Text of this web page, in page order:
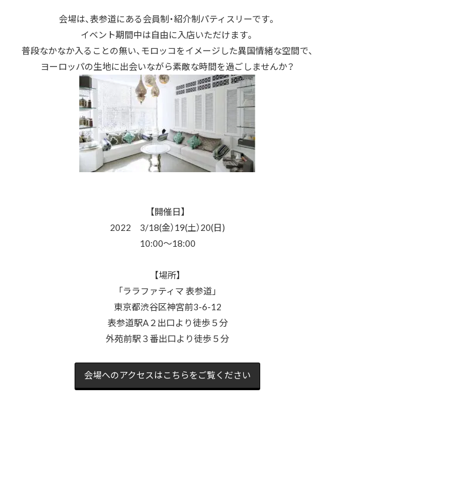
会場は、表参道にある会員制・紹介制パティスリーです。
イベント期間中は自由に入店いただけます。
普段なかなか入ることの無い、モロッコをイメージした異国情緒な空間で、
ヨーロッパの生地に出会いながら素敵な時間を過ごしませんか？
【開催日】
2022 3/18(金）19(土）20(日)
10:00～18:00
【場所】
「ララファティマ 表参道」
東京都渋谷区神宮前3-6-12
表参道駅A２出口より徒歩５分
外苑前駅３番出口より徒歩５分
会場へのアクセスはこちらをご覧ください